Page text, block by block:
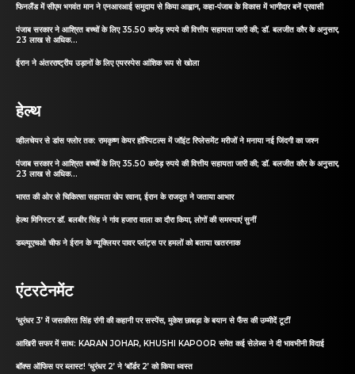
फिनलैंड में सीएम भगवंत मान ने एनआरआई समुदाय से किया आह्वान, कहा-पंजाब के विकास में भागीदार बनें प्रवासी
पंजाब सरकार ने आश्रित बच्चों के लिए 35.50 करोड़ रुपये की वित्तीय सहायता जारी की; डॉ. बलजीत कौर के अनुसार,
23 लाख से अधिक...
ईरान ने अंतरराष्ट्रीय उड़ानों के लिए एयरस्पेस आंशिक रूप से खोला
हेल्थ
व्हीलचेयर से डांस फ्लोर तक: रामकृष्ण केयर हॉस्पिटल्स में जॉइंट रिप्लेसमेंट मरीजों ने मनाया नई जिंदगी का जश्न
पंजाब सरकार ने आश्रित बच्चों के लिए 35.50 करोड़ रुपये की वित्तीय सहायता जारी की; डॉ. बलजीत कौर के अनुसार,
23 लाख से अधिक...
भारत की ओर से चिकित्सा सहायता खेप रवाना, ईरान के राजदूत ने जताया आभार
हेल्थ मिनिस्टर डॉ. बलबीर सिंह ने गांव हजारा वाला का दौरा किया, लोगों की समस्याएं सुनीं
डब्ल्यूएचओ चीफ ने ईरान के न्यूक्लियर पावर प्लांट्स पर हमलों को बताया खतरनाक
एंटरटेनमेंट
‘धुरंधर 3’ में जसकीरत सिंह रांगी की कहानी पर सस्पेंस, मुकेश छाबड़ा के बयान से फैंस की उम्मीदें टूटीं
आखिरी सफर में साथ: KARAN JOHAR, KHUSHI KAPOOR समेत कई सेलेब्स ने दी भावभीनी विदाई
बॉक्स ऑफिस पर ब्लास्ट! ‘धुरंधर 2’ ने ‘बॉर्डर 2’ को किया ध्वस्त